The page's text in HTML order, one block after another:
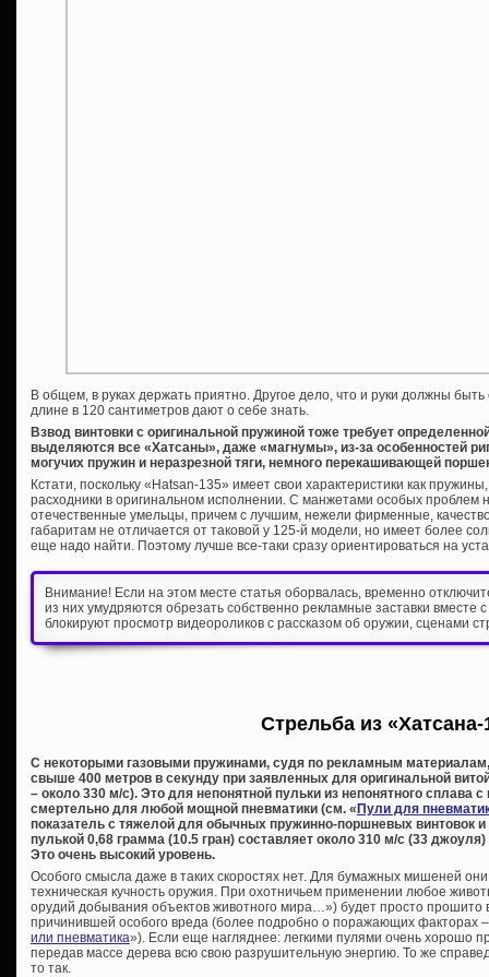
В общем, в руках держать приятно. Другое дело, что и руки должны
длине в 120 сантиметров дают о себе знать.
Взвод винтовки с оригинальной пружиной тоже требует
выделяются все «Хатсаны», даже «магнумы», из-за особенностей
могучих пружин и неразрезной тяги, немного перекашивающей
Кстати, поскольку «Hatsan-135» имеет свои характеристики как
расходники в оригинальном исполнении. С манжетами особых проблем
отечественные умельцы, причем с лучшим, нежели фирменные,
габаритам не отличается от таковой у 125-й модели, но имеет более
еще надо найти. Поэтому лучше все-таки сразу ориентироваться на
Внимание! Если на этом месте статья оборвалась, временно
из них умудряются обрезать собственно рекламные заставки вместе
блокируют просмотр видеороликов с рассказом об оружии, сценами
Стрельба из «Хатсана-
С некоторыми газовыми пружинами, судя по рекламным
свыше 400 метров в секунду при заявленных для оригинальной
– около 330 м/с). Это для непонятной пульки из непонятного сплава
смертельно для любой мощной пневматики (см. «Пули для
показатель с тяжелой для обычных пружинно-поршневых винтовок
пулькой 0,68 грамма (10.5 гран) составляет около 310 м/с (33
Это очень высокий уровень.
Особого смысла даже в таких скоростях нет. Для бумажных мишеней
техническая кучность оружия. При охотничьем применении любое
орудий добывания объектов животного мира…») будет просто прошито
причинившей особого вреда (более подробно о поражающих факторах –
или пневматика»). Если еще нагляднее: легкими пулями очень хорошо
передав массе дерева всю свою разрушительную энергию. То же
то так.